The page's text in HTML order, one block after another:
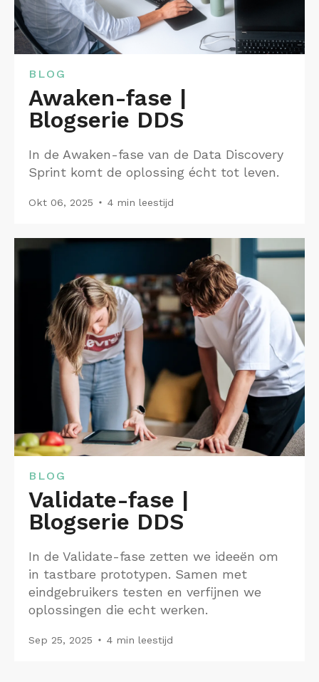
BLOG
Awaken-fase |
Blogserie DDS
In de Awaken-fase van de Data Discovery
Sprint komt de oplossing écht tot leven.
Okt 06, 2025 4 min leestijd
BLOG
Validate-fase |
Blogserie DDS
In de Validate-fase zetten we ideeën om
in tastbare prototypen. Samen met
eindgebruikers testen en verfijnen we
oplossingen die echt werken.
Sep 25, 2025 4 min leestijd